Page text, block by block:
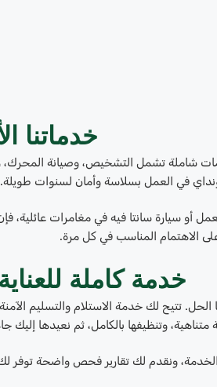
خدماتنا
شاملة تشمل التشخيص، وصيانة المحرك،
في العمل بسلاسة وأمان لسنوات طويلة.
أو سيارة سانتا فيه في مغامرات عائلية، فإن
الاهتمام المناسب في كل مرة.
خدمة كاملة
تتيح لك خدمة الاستلام والتسليم
وتنظيفها بالكامل، ثم نعيدها إليك
ونقدم لك تقارير فحص واضحة توفر لك